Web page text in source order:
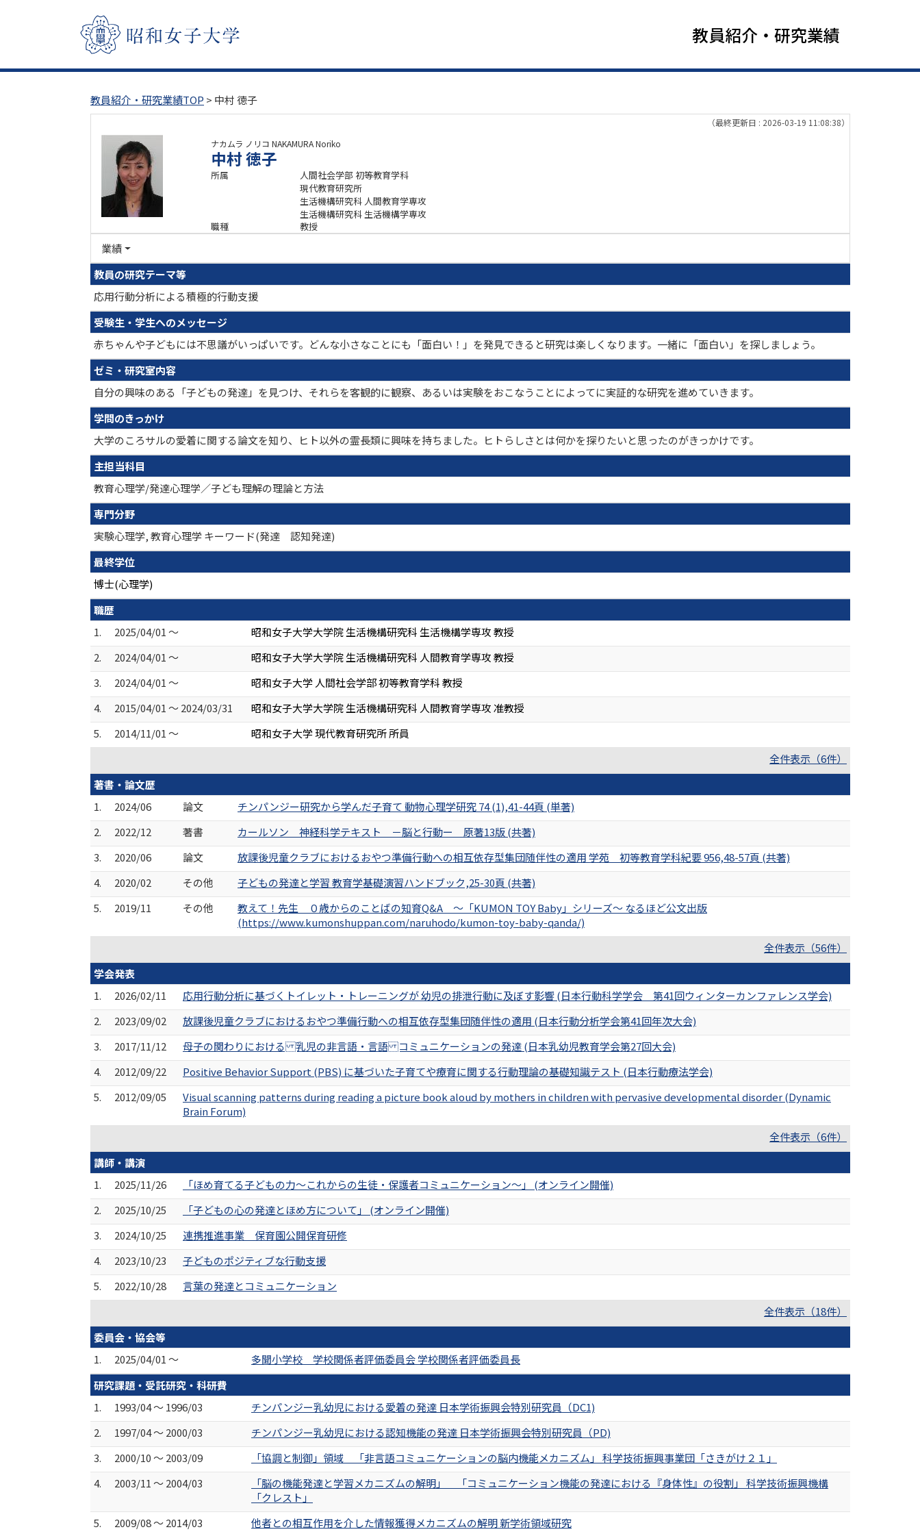
教員紹介・研究業績
教員紹介・研究業績TOP > 中村 徳子
（最終更新日 : 2026-03-19 11:08:38）
ナカムラ ノリコ NAKAMURA Noriko
中村 徳子
所属
人間社会学部 初等教育学科
現代教育研究所
生活機構研究科 人間教育学専攻
生活機構研究科 生活機構学専攻
職種
教授
業績
教員の研究テーマ等
応用行動分析による積極的行動支援
受験生・学生へのメッセージ
赤ちゃんや子どもには不思議がいっぱいです。どんな小さなことにも「面白い！」を発見できると研究は楽しくなります。一緒に「面白い」を探しましょう。
ゼミ・研究室内容
自分の興味のある「子どもの発達」を見つけ、それらを客観的に観察、あるいは実験をおこなうことによってに実証的な研究を進めていきます。
学問のきっかけ
大学のころサルの愛着に関する論文を知り、ヒト以外の霊長類に興味を持ちました。ヒトらしさとは何かを探りたいと思ったのがきっかけです。
主担当科目
教育心理学/発達心理学／子ども理解の理論と方法
専門分野
実験心理学, 教育心理学 キーワード(発達 認知発達)
最終学位
博士(心理学)
職歴
1.
2025/04/01 ～
昭和女子大学大学院 生活機構研究科 生活機構学専攻 教授
2.
2024/04/01 ～
昭和女子大学大学院 生活機構研究科 人間教育学専攻 教授
3.
2024/04/01 ～
昭和女子大学 人間社会学部 初等教育学科 教授
4.
2015/04/01 ～ 2024/03/31
昭和女子大学大学院 生活機構研究科 人間教育学専攻 准教授
5.
2014/11/01 ～
昭和女子大学 現代教育研究所 所員
全件表示（6件）
著書・論文歴
1.
2024/06 論文
チンパンジー研究から学んだ子育て 動物心理学研究 74 (1),41-44頁 (単著)
2.
2022/12 著書
カールソン 神経科学テキスト －脳と行動ー 原著13版 (共著)
3.
2020/06 論文
放課後児童クラブにおけるおやつ準備行動への相互依存型集団随伴性の適用 学苑 初等教育学科紀要 956,48-57頁 (共著)
4.
2020/02 その他
子どもの発達と学習 教育学基礎演習ハンドブック,25-30頁 (共著)
5.
2019/11 その他
教えて！先生 ０歳からのことばの知育Q&A ～「KUMON TOY Baby」シリーズ～ なるほど公文出版
(https://www.kumonshuppan.com/naruhodo/kumon-toy-baby-qanda/)
全件表示（56件）
学会発表
1.
2026/02/11
応用行動分析に基づくトイレット・トレーニングが 幼児の排泄行動に及ぼす影響 (日本行動科学学会 第41回ウィンターカンファレンス学会)
2.
2023/09/02
放課後児童クラブにおけるおやつ準備行動への相互依存型集団随伴性の適用 (日本行動分析学会第41回年次大会)
3.
2017/11/12
母子の関わりにおける 乳児の非言語・言語 コミュニケーションの発達 (日本乳幼児教育学会第27回大会)
4.
2012/09/22
Positive Behavior Support (PBS) に基づいた子育てや療育に関する行動理論の基礎知識テスト (日本行動療法学会)
5.
2012/09/05
Visual scanning patterns during reading a picture book aloud by mothers in children with pervasive developmental disorder (Dynamic
Brain Forum)
全件表示（6件）
講師・講演
1.
2025/11/26
「ほめ育てる子どもの力～これからの生徒・保護者コミュニケーション～」 (オンライン開催)
2.
2025/10/25
「子どもの心の発達とほめ方について」 (オンライン開催)
3.
2024/10/25
連携推進事業 保育園公開保育研修
4.
2023/10/23
子どものポジティブな行動支援
5.
2022/10/28
言葉の発達とコミュニケーション
全件表示（18件）
委員会・協会等
1.
2025/04/01 ～
多聞小学校 学校関係者評価委員会 学校関係者評価委員長
研究課題・受託研究・科研費
1.
1993/04 ～ 1996/03
チンパンジー乳幼児における愛着の発達 日本学術振興会特別研究員（DC1)
2.
1997/04 ～ 2000/03
チンパンジー乳幼児における認知機能の発達 日本学術振興会特別研究員（PD)
3.
2000/10 ～ 2003/09
「協調と制御」領域 「非言語コミュニケーションの脳内機能メカニズム」 科学技術振興事業団「さきがけ２１」
4.
2003/11 ～ 2004/03
「脳の機能発達と学習メカニズムの解明」 「コミュニケーション機能の発達における『身体性』の役割」 科学技術振興機構
「クレスト」
5.
2009/08 ～ 2014/03 他者との相互作用を介した情報獲得メカニズムの解明 新学術領域研究